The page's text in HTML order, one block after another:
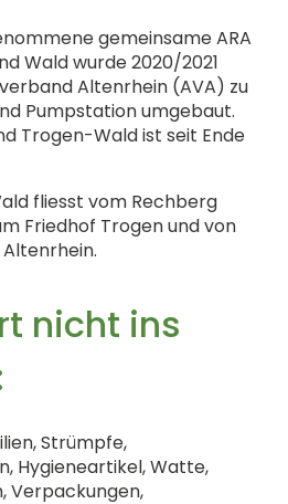
gemeinsame ARA
Wald wurde 2020/2021
Altenrhein (AVA) zu
Pumpstation umgebaut.
Trogen-Wald ist seit Ende
fliesst vom Rechberg
Friedhof Trogen und von
nicht ins
Strümpfe,
Hygieneartikel, Watte,
Verpackungen,